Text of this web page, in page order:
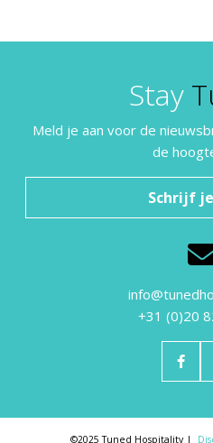
Stay
Meld je aan voor de
de
Schrijf
+31 (0)20
©2025 Tuned Hospitality